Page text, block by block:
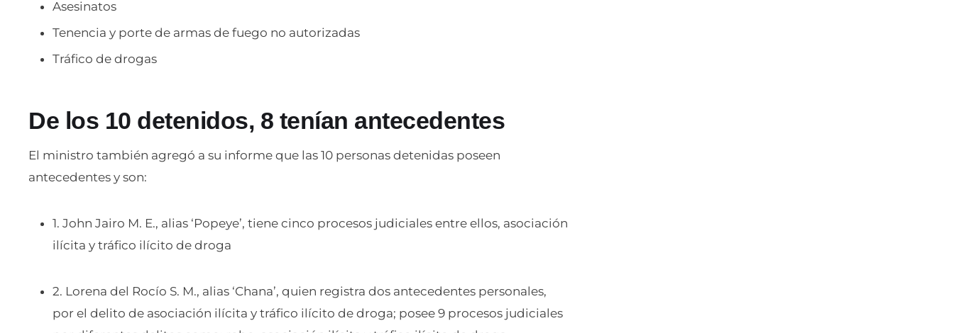
Asesinatos
Tenencia y porte de armas de fuego no autorizadas
Tráfico de drogas
De los 10 detenidos, 8 tenían antecedentes
El ministro también agregó a su informe que las 10 personas detenidas poseen
antecedentes y son:
1. John Jairo M. E., alias ‘Popeye’, tiene cinco procesos judiciales entre ellos, asociación
ilícita y tráfico ilícito de droga
2. Lorena del Rocío S. M., alias ‘Chana’, quien registra dos antecedentes personales,
por el delito de asociación ilícita y tráfico ilícito de droga; posee 9 procesos judiciales